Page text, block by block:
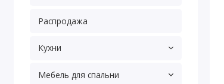
Распродажа
Кухни
Мебель для спальни